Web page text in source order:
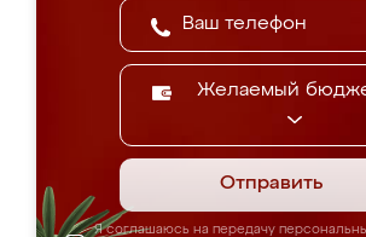
Желаемый
Отправить
Я соглашаюсь на передачу